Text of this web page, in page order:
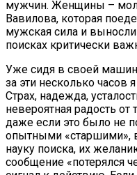
мужчин. Женщины –
Вавилова, которая
мужская сила и
поисках критически
Уже сидя в своей
за эти несколько
Страх, надежда,
невероятная радость от
даже если это было не
опытными «старшими»,
науку поиска, их
сообщение «потерялся